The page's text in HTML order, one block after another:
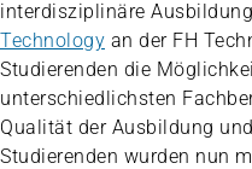
interdisziplinäre
Technology an der FH
Studierenden die
unterschiedlichsten
Qualität der Ausbildung
Studierenden wurden nun